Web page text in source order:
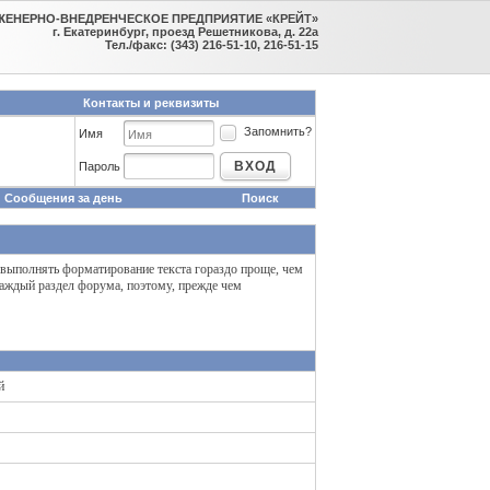
ВНЕДРЕНЧЕСКОЕ ПРЕДПРИЯТИЕ «КРЕЙТ»
г. Екатеринбург, проезд Решетникова, д. 22а
Тел./факс: (343) 216-51-10, 216-51-15
Контакты и реквизиты
Имя Запомнить?
Пароль ВХОД
Сообщения за день Поиск
форматирование текста гораздо проще, чем
раздел форума, поэтому, прежде чем